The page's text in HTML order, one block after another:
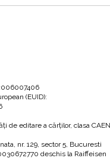
te bucura de credibilitate
altă parte, se câștigă
un lider de
tip Încredere & Inspirație:
(EUID):
de editare a cărţilor, clasa CAEN
nr. 129, sector 5, Bucuresti
deschis la Raiffeisen